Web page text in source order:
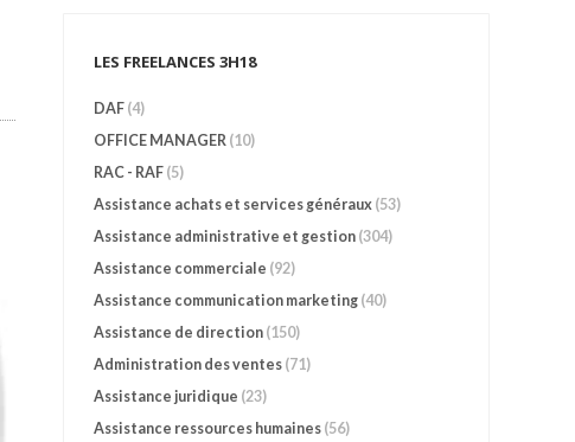
LES FREELANCES 3H18
DAF (4)
OFFICE MANAGER (10)
RAC - RAF (5)
Assistance achats et services généraux (53)
Assistance administrative et gestion (304)
Assistance commerciale (92)
Assistance communication marketing (40)
Assistance de direction (150)
Administration des ventes (71)
Assistance juridique (23)
Assistance ressources humaines (56)